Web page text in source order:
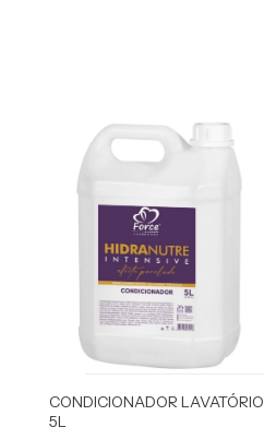
CONDICIONADOR LAVATÓRIO
5L